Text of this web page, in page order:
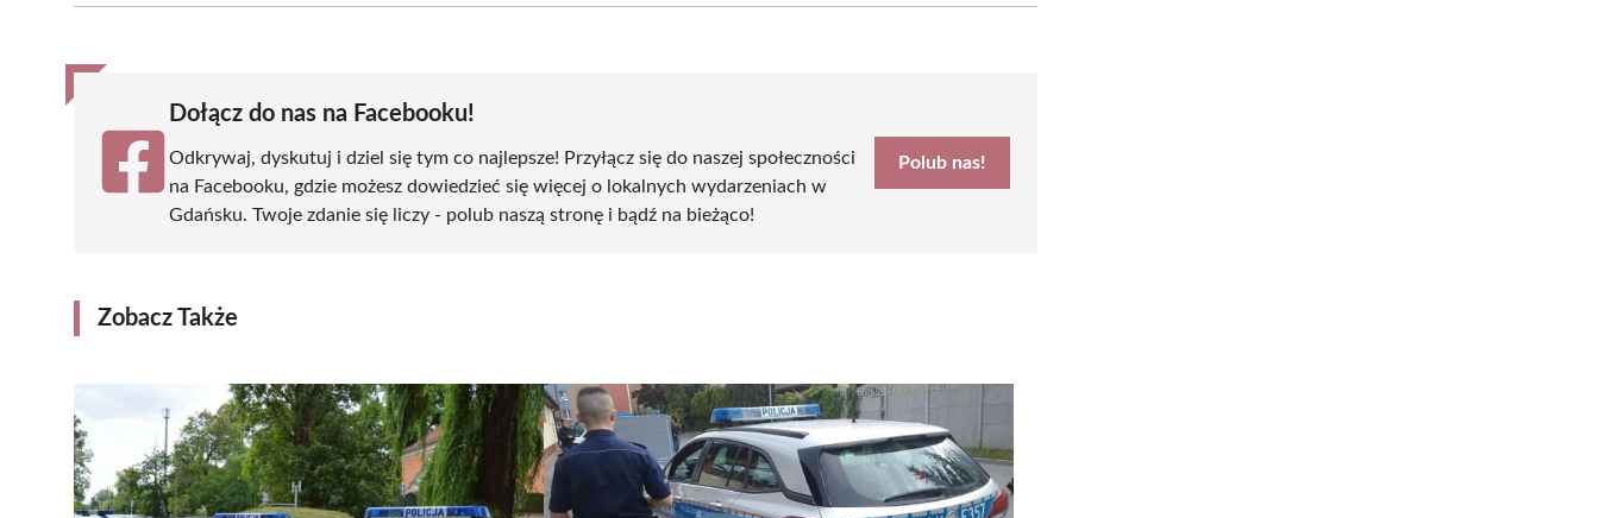
(Twitter)
Dołącz do nas na Facebooku!
Odkrywaj, dyskutuj i dziel się tym co najlepsze! Przyłącz się do naszej społeczności
na Facebooku, gdzie możesz dowiedzieć się więcej o lokalnych wydarzeniach w
Gdańsku. Twoje zdanie się liczy - polub naszą stronę i bądź na bieżąco!
Polub nas!
Zobacz Także